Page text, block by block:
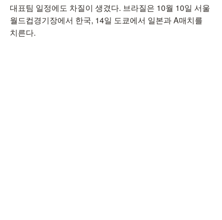
대표팀 일정에도 차질이 생겼다. 브라질은 10월 10일 서울
월드컵경기장에서 한국, 14일 도쿄에서 일본과 A매치를
치른다.